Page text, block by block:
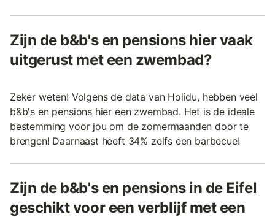
Zijn de b&b's en pensions hier vaak
uitgerust met een zwembad?
Zeker weten! Volgens de data van Holidu, hebben veel
b&b's en pensions hier een zwembad. Het is de ideale
bestemming voor jou om de zomermaanden door te
brengen! Daarnaast heeft 34% zelfs een barbecue!
Zijn de b&b's en pensions in de Eifel
geschikt voor een verblijf met een